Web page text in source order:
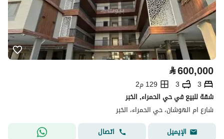
⃁600,000
3
3
129 م2
شقة للبيع في حي الحمراء, الخبر
شارع ام الهوشان، حي الحمراء، الخبر
الإيميل
اتصال